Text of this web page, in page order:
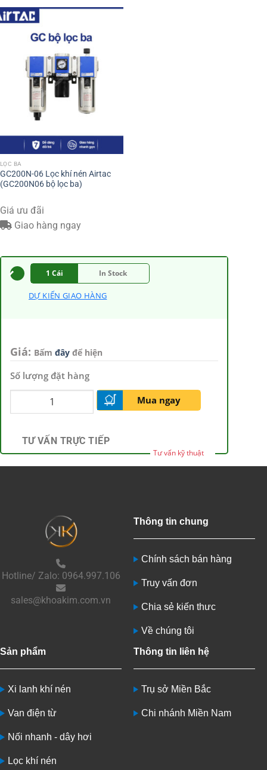
LỌC BA
GC200N-06 Lọc khí nén Airtac
(GC200N06 bộ lọc ba)
Giá ưu đãi
Giao hàng ngay
1 Cái In Stock
DỰ KIẾN GIAO HÀNG
Giá: Bấm đây để hiện
Số lượng đặt hàng
Mua ngay
TƯ VẤN TRỰC TIẾP
Tư vấn kỹ thuật
Hotline/ Zalo: 0964.997.106
sales@khoakim.com.vn
Thông tin chung
Chính sách bán hàng
Truy vấn đơn
Chia sẻ kiến thưc
Về chúng tôi
Sản phẩm
Xi lanh khí nén
Van điện từ
Nối nhanh - dây hơi
Lọc khí nén
Thông tin liên hệ
Trụ sở Miền Bắc
Chi nhánh Miền Nam